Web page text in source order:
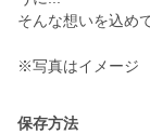
そんな想いを込め
※写真はイメージ
保存方法